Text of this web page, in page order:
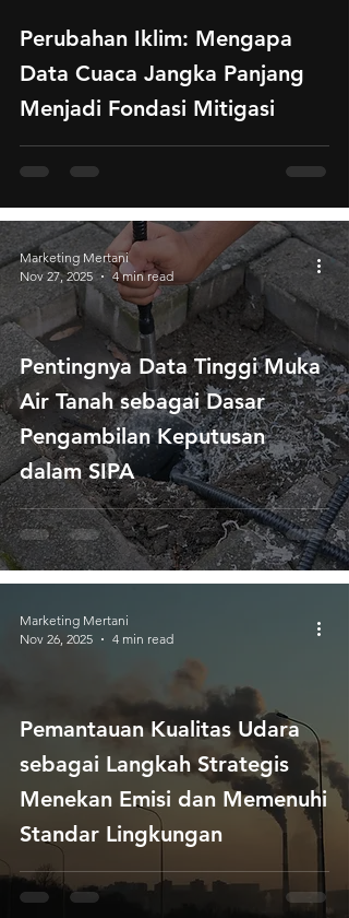
Perubahan Iklim: Mengapa
Data Cuaca Jangka Panjang
Menjadi Fondasi Mitigasi
Pentingnya Data Tinggi Muka
Air Tanah sebagai Dasar
Pengambilan Keputusan
dalam SIPA
Marketing Mertani
Nov 27, 2025
4 min read
Pemantauan Kualitas Udara
sebagai Langkah Strategis
Menekan Emisi dan Memenuhi
Standar Lingkungan
Marketing Mertani
Nov 26, 2025
4 min read